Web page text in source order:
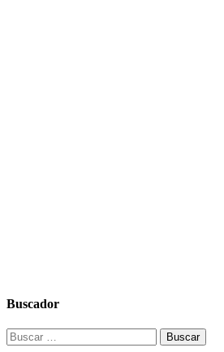
Buscador
Buscar: